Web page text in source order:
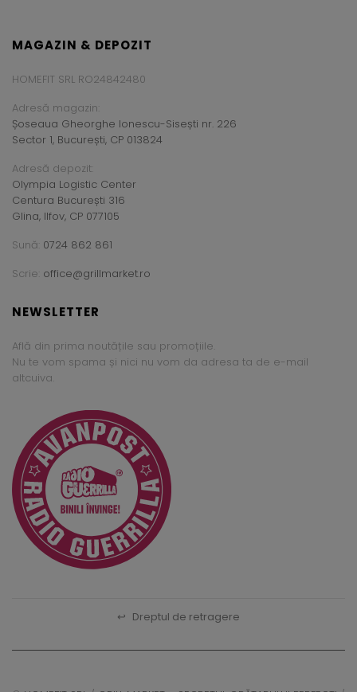
MAGAZIN & DEPOZIT
HOMEFIT SRL RO24842480
Adresă magazin:
Șoseaua Gheorghe Ionescu-Sisești nr. 226
Sector 1, București, CP 013824
Adresă depozit:
Olympia Logistic Center
Centura București 316
Glina, Ilfov, CP 077105
Sună: 0724 862 861
Scrie: office@grillmarket.ro
NEWSLETTER
Află din prima noutățile sau promoțiile.
Nu te vom spama și nici nu vom da adresa ta de e-mail
altcuiva.
↩ Dreptul de retragere